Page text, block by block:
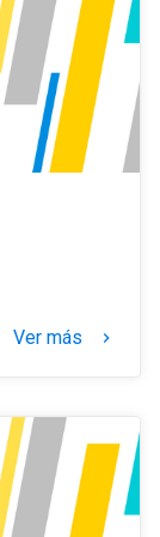
Ver más keyboard_arrow_right